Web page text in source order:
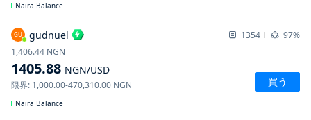
Naira Balance
GU gudnuel 1354 97%
1405.88 NGN/USD
1,406.44 NGN
限界: 1,000.00-470,310.00 NGN 買う
Naira Balance